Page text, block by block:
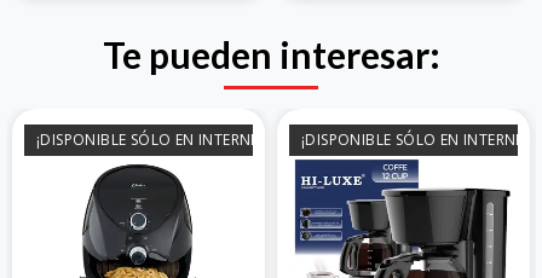
Te pueden interesar:
¡DISPONIBLE SÓLO EN INTERNET! ¡DISPONIBLE SÓLO EN INTERNET!